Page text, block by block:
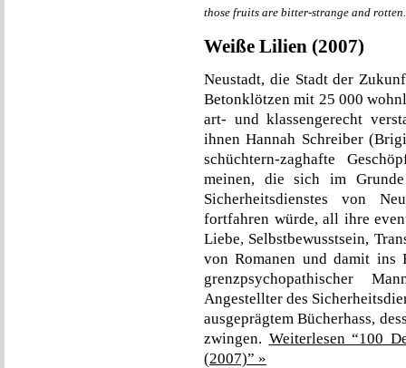
those fruits are bitter-strange and
Weiße Lilien (2007)
Neustadt, die Stadt der
Betonklötzen mit 25 000
art- und klassengerecht
ihnen Hannah Schreiber
schüchtern-zaghafte
meinen, die sich im
Sicherheitsdienstes von
fortfahren würde, all ihre
Liebe, Selbstbewusstsein,
von Romanen und damit ins
grenzpsychopathischer
Angestellter des
ausgeprägtem Bücherhass,
zwingen. Weiterlesen “100
(2007)” »